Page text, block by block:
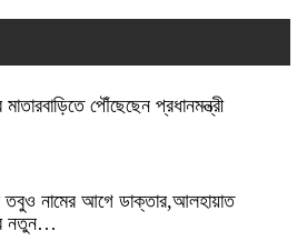
মাতারবাড়িতে পৌঁছেছেন প্রধানমন্ত্রী
তবুও নামের আগে ডাক্তার,আলহায়াত
নতুন…